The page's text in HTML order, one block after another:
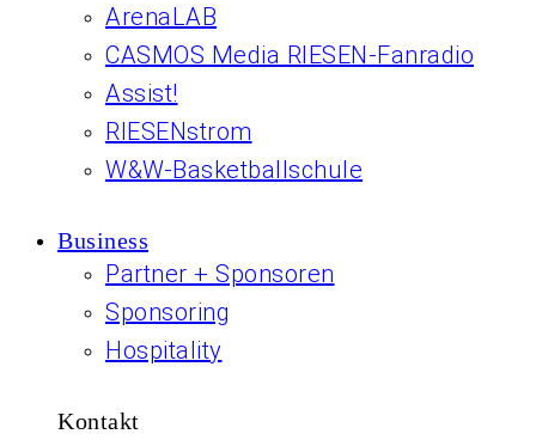
ArenaLAB
CASMOS Media RIESEN-Fanradio
Assist!
RIESENstrom
W&W-Basketballschule
Business
Partner + Sponsoren
Sponsoring
Hospitality
Kontakt